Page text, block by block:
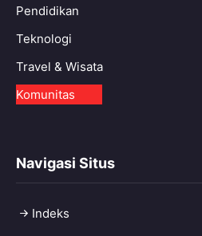
Pendidikan
Teknologi
Travel & Wisata
Komunitas
Navigasi Situs
Indeks